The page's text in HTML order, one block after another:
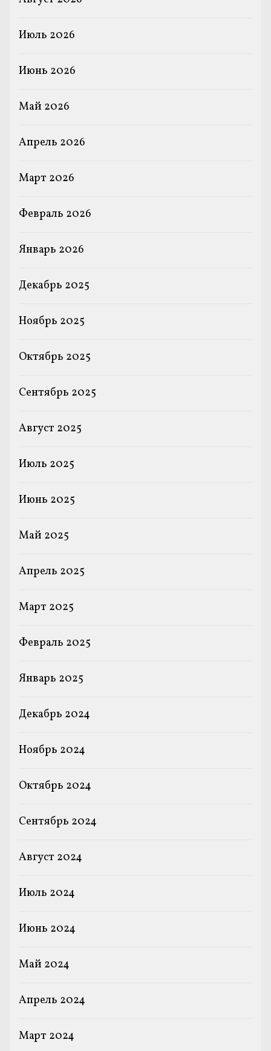
Июль 2026
Июнь 2026
Май 2026
Апрель 2026
Март 2026
Февраль 2026
Январь 2026
Декабрь 2025
Ноябрь 2025
Октябрь 2025
Сентябрь 2025
Август 2025
Июль 2025
Июнь 2025
Май 2025
Апрель 2025
Март 2025
Февраль 2025
Январь 2025
Декабрь 2024
Ноябрь 2024
Октябрь 2024
Сентябрь 2024
Август 2024
Июль 2024
Июнь 2024
Май 2024
Апрель 2024
Март 2024